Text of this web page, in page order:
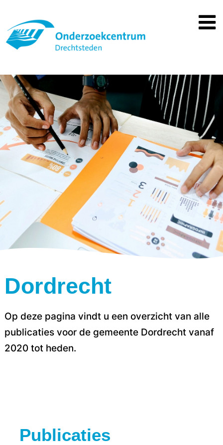
naar
inhoud
Dordrecht
Op deze pagina vindt u een overzicht van alle
publicaties voor de gemeente Dordrecht vanaf
2020 tot heden.
Publicaties